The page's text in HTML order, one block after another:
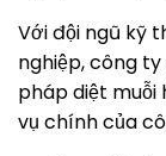
Với đội ngũ kỹ
nghiệp, công
pháp diệt muỗi
vụ chính của